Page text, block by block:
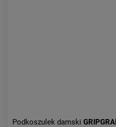
Podkoszulek damski